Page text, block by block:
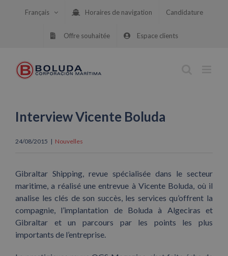
Français Horaires de navigation Candidature
Offre souhaitée Espace clients
Interview Vicente Boluda
24/08/2015 | Nouvelles
Gibraltar Shipping, revue spécialisée dans le secteur
maritime, a réalisé une entrevue à Vicente Boluda, où il
analise les clés de son succès, les services qu’offrent la
compagnie, l’implantation de Boluda à Algeciras et
Gibraltar et un parcours par les points les plus
importants de l’entreprise.